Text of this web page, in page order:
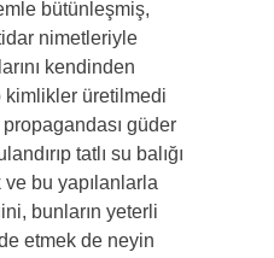
bütünleşmiş,
nimetleriyle
kendinden
kimlikler üretilmedi
güder
tatlı su balığı
bu yapılanlarla
bunların yeterli
etmek de neyin